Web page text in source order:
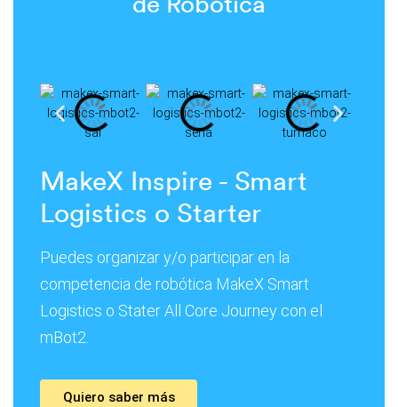
MakeX Inspire - Smart
Logistics o Starter
Puedes organizar y/o participar en la
competencia de robótica MakeX Smart
Logistics o Stater All Core Journey con el
mBot2.
Quiero saber más